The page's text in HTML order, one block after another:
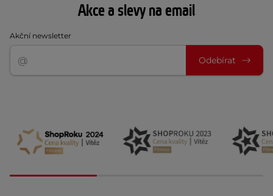
Akce a slevy na email
Akční newsletter
Odebírat